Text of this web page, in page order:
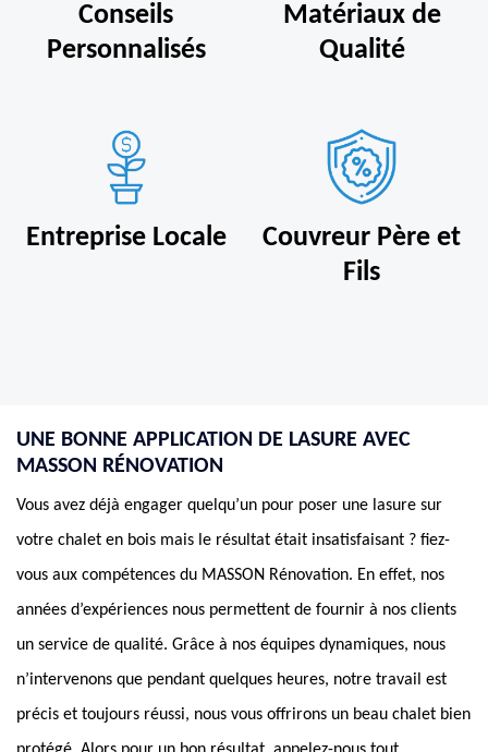
Conseils
Personnalisés
Matériaux de
Qualité
Entreprise Locale
Couvreur Père et
Fils
UNE BONNE APPLICATION DE LASURE AVEC
MASSON RÉNOVATION
Vous avez déjà engager quelqu’un pour poser une lasure sur
votre chalet en bois mais le résultat était insatisfaisant ? fiez-
vous aux compétences du MASSON Rénovation. En effet, nos
années d’expériences nous permettent de fournir à nos clients
un service de qualité. Grâce à nos équipes dynamiques, nous
n’intervenons que pendant quelques heures, notre travail est
précis et toujours réussi, nous vous offrirons un beau chalet bien